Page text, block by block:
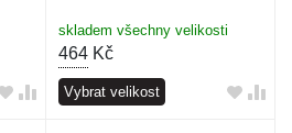
skladem všechny velikosti
464Kč
Vybrat velikost